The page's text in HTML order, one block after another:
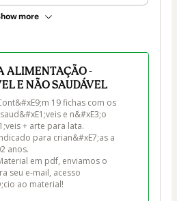
more
ALIMENTAÇÃO -
E NÃO SAUDÁVEL
19 fichas com os
e n&#xE3;o
+ arte para lata.
para crian&#xE7;as a
anos.
em pdf, enviamos o
seu e-mail, acesso
ao material!